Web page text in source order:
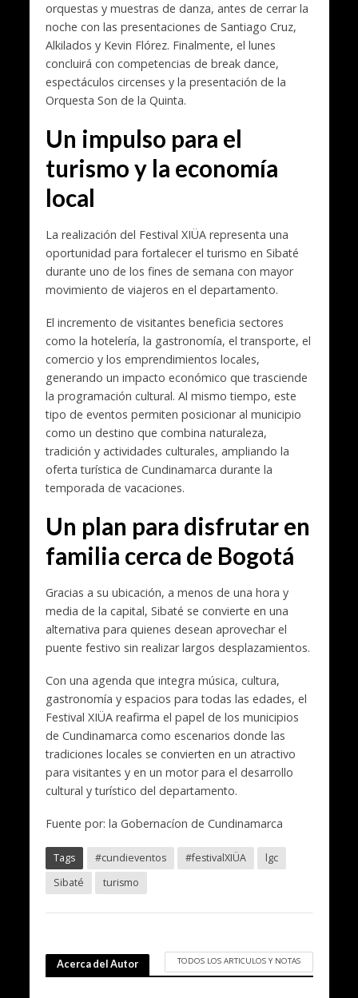
orquestas y muestras de danza, antes de cerrar la
noche con las presentaciones de Santiago Cruz,
Alkilados y Kevin Flórez. Finalmente, el lunes
concluirá con competencias de break dance,
espectáculos circenses y la presentación de la
Orquesta Son de la Quinta.
Un impulso para el
turismo y la economía
local
La realización del Festival XIÜA representa una
oportunidad para fortalecer el turismo en Sibaté
durante uno de los fines de semana con mayor
movimiento de viajeros en el departamento.
El incremento de visitantes beneficia sectores
como la hotelería, la gastronomía, el transporte, el
comercio y los emprendimientos locales,
generando un impacto económico que trasciende
la programación cultural. Al mismo tiempo, este
tipo de eventos permiten posicionar al municipio
como un destino que combina naturaleza,
tradición y actividades culturales, ampliando la
oferta turística de Cundinamarca durante la
temporada de vacaciones.
Un plan para disfrutar en
familia cerca de Bogotá
Gracias a su ubicación, a menos de una hora y
media de la capital, Sibaté se convierte en una
alternativa para quienes desean aprovechar el
puente festivo sin realizar largos desplazamientos.
Con una agenda que integra música, cultura,
gastronomía y espacios para todas las edades, el
Festival XIÜA reafirma el papel de los municipios
de Cundinamarca como escenarios donde las
tradiciones locales se convierten en un atractivo
para visitantes y en un motor para el desarrollo
cultural y turístico del departamento.
Fuente por: la Gobernacíon de Cundinamarca
Tags #cundieventos #festivalXIÜA
lgc
Sibaté
turismo
Acerca del Autor TODOS LOS ARTICULOS Y NOTAS